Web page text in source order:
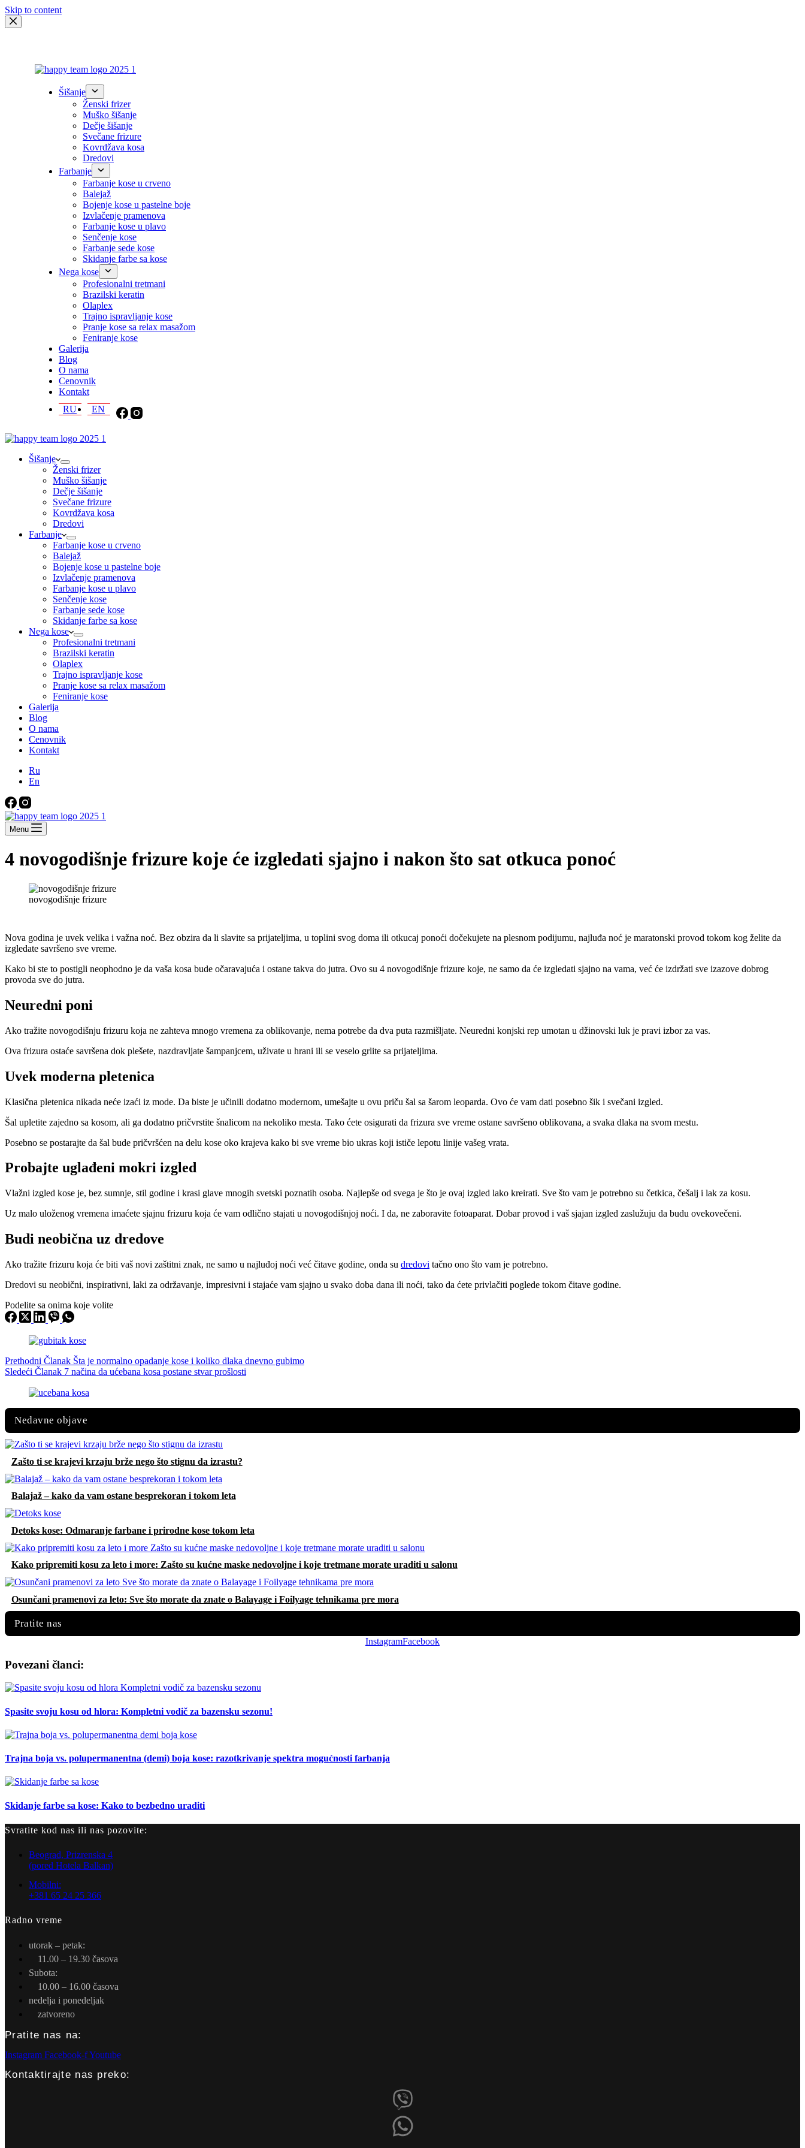
Skip to content
Šišanje
Ženski frizer
Muško šišanje
Dečje šišanje
Svečane frizure
Kovrdžava kosa
Dredovi
Farbanje
Farbanje kose u crveno
Balejaž
Bojenje kose u pastelne boje
Izvlačenje pramenova
Farbanje kose u plavo
Senčenje kose
Farbanje sede kose
Skidanje farbe sa kose
Nega kose
Profesionalni tretmani
Brazilski keratin
Olaplex
Trajno ispravljanje kose
Pranje kose sa relax masažom
Feniranje kose
Galerija
Blog
O nama
Cenovnik
Kontakt
RU
EN
Šišanje
Ženski frizer
Muško šišanje
Dečje šišanje
Svečane frizure
Kovrdžava kosa
Dredovi
Farbanje
Farbanje kose u crveno
Balejaž
Bojenje kose u pastelne boje
Izvlačenje pramenova
Farbanje kose u plavo
Senčenje kose
Farbanje sede kose
Skidanje farbe sa kose
Nega kose
Profesionalni tretmani
Brazilski keratin
Olaplex
Trajno ispravljanje kose
Pranje kose sa relax masažom
Feniranje kose
Galerija
Blog
O nama
Cenovnik
Kontakt
Ru
En
Menu
4 novogodišnje frizure koje će izgledati sjajno i nakon što sat otkuca ponoć
novogodišnje frizure
Nova godina je uvek velika i važna noć. Bez obzira da li slavite sa prijateljima, u toplini svog doma ili otkucaj ponoći dočekujete na plesnom podijumu, najluđa noć je maratonski provod tokom kog želite da
izgledate savršeno sve vreme.
Kako bi ste to postigli neophodno je da vaša kosa bude očaravajuća i ostane takva do jutra. Ovo su 4 novogodišnje frizure koje, ne samo da će izgledati sjajno na vama, već će izdržati sve izazove dobrog
provoda sve do jutra.
Neuredni poni
Ako tražite novogodišnju frizuru koja ne zahteva mnogo vremena za oblikovanje, nema potrebe da dva puta razmišljate. Neuredni konjski rep umotan u džinovski luk je pravi izbor za vas.
Ova frizura ostaće savršena dok plešete, nazdravljate šampanjcem, uživate u hrani ili se veselo grlite sa prijateljima.
Uvek moderna pletenica
Klasična pletenica nikada neće izaći iz mode. Da biste je učinili dodatno modernom, umešajte u ovu priču šal sa šarom leoparda. Ovo će vam dati posebno šik i svečani izgled.
Šal upletite zajedno sa kosom, ali ga dodatno pričvrstite šnalicom na nekoliko mesta. Tako ćete osigurati da frizura sve vreme ostane savršeno oblikovana, a svaka dlaka na svom mestu.
Posebno se postarajte da šal bude pričvršćen na delu kose oko krajeva kako bi sve vreme bio ukras koji ističe lepotu linije vašeg vrata.
Probajte uglađeni mokri izgled
Vlažni izgled kose je, bez sumnje, stil godine i krasi glave mnogih svetski poznatih osoba. Najlepše od svega je što je ovaj izgled lako kreirati. Sve što vam je potrebno su četkica, češalj i lak za kosu.
Uz malo uloženog vremena imaćete sjajnu frizuru koja će vam odlično stajati u novogodišnjoj noći. I da, ne zaboravite fotoaparat. Dobar provod i vaš sjajan izgled zaslužuju da budu ovekovečeni.
Budi neobična uz dredove
Ako tražite frizuru koja će biti vaš novi zaštitni znak, ne samo u najluđoj noći već čitave godine, onda su dredovi tačno ono što vam je potrebno.
Dredovi su neobični, inspirativni, laki za održavanje, impresivni i stajaće vam sjajno u svako doba dana ili noći, tako da ćete privlačiti poglede tokom čitave godine.
Podelite sa onima koje volite
Prethodni Članak Šta je normalno opadanje kose i koliko dlaka dnevno gubimo
Sledeći Članak 7 načina da ućebana kosa postane stvar prošlosti
Nedavne objave
Zašto ti se krajevi krzaju brže nego što stignu da izrastu?
Balajaž – kako da vam ostane besprekoran i tokom leta
Detoks kose: Odmaranje farbane i prirodne kose tokom leta
Kako pripremiti kosu za leto i more: Zašto su kućne maske nedovoljne i koje tretmane morate uraditi u salonu
Osunčani pramenovi za leto: Sve što morate da znate o Balayage i Foilyage tehnikama pre mora
Pratite nas
InstagramFacebook
Povezani članci:
Spasite svoju kosu od hlora: Kompletni vodič za bazensku sezonu!
Trajna boja vs. polupermanentna (demi) boja kose: razotkrivanje spektra mogućnosti farbanja
Skidanje farbe sa kose: Kako to bezbedno uraditi
Svratite kod nas ili nas pozovite:
Beograd, Prizrenska 4
(pored Hotela Balkan)
Mobilni:
+381 65 24 25 366
Radno vreme
utorak – petak:
11.00 – 19.30 časova
Subota:
10.00 – 16.00 časova
nedelja i ponedeljak
zatvoreno
Pratite nas na:
Instagram Facebook-fYoutube
Kontaktirajte nas preko: